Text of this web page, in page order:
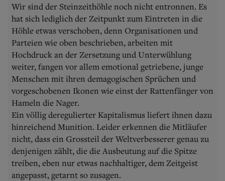
Wir sind der Steinzeithöhle noch nicht entronnen. Es
hat sich lediglich der Zeitpunkt zum Eintreten in die
Höhle etwas verschoben, denn Organisationen und
Parteien wie oben beschrieben, arbeiten mit
Hochdruck an der Zersetzung und Unterwühlung
weiter, fangen vor allem emotional getriebene, junge
Menschen mit ihren demagogischen Sprüchen und
vorgeschobenen Ikonen wie einst der Rattenfänger von
Hameln die Nager.
Ein völlig deregulierter Kapitalismus liefert ihnen dazu
hinreichend Munition. Leider erkennen die Mitläufer
nicht, dass ein Grossteil der Weltverbesserer genau zu
denjenigen zählt, die die Ausbeutung auf die Spitze
treiben, eben nur etwas nachhaltiger, dem Zeitgeist
angepasst, getarnt so zusagen.